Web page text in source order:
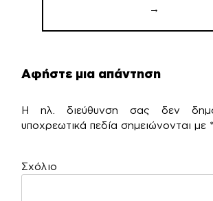
→
Αφήστε μια απάντηση
Η ηλ. διεύθυνση σας δεν
υποχρεωτικά πεδία σημειώνονται με *